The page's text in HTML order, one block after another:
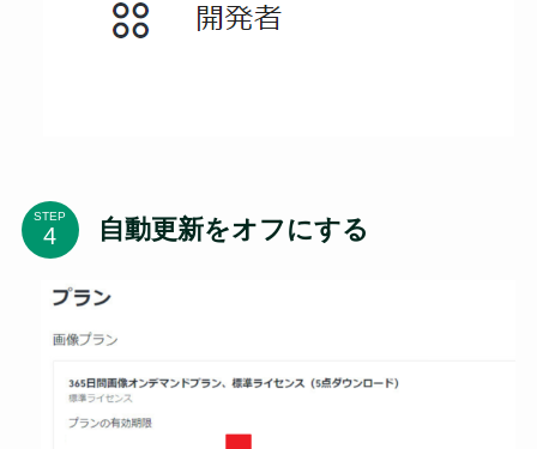
STEP 自動更新をオフにする